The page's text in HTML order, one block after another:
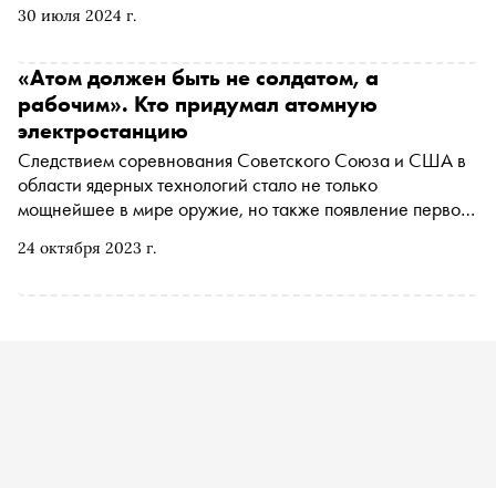
30 июля 2024 г.
ли воплощение научно-фантастических идей режиссера
интерес к науке и помочь ей развиваться
24 октября 2023 г.
«Атом должен быть не солдатом, а
рабочим». Кто придумал атомную
электростанцию
Следствием соревнования Советского Союза и США в
области ядерных технологий стало не только
мощнейшее в мире оружие, но также появление первой
которому это стало возможным, рассказываем в новом